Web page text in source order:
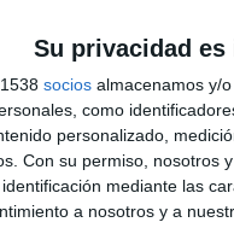
Su privacidad
socios almacenamos y/
como
personalizado,
Con su permiso, nosotros
mediante las
a nosotros y a
DE